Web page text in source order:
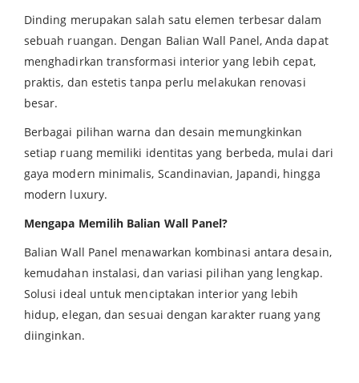
Dinding merupakan salah satu elemen terbesar dalam
sebuah ruangan. Dengan Balian Wall Panel, Anda dapat
menghadirkan transformasi interior yang lebih cepat,
praktis, dan estetis tanpa perlu melakukan renovasi
besar.
Berbagai pilihan warna dan desain memungkinkan
setiap ruang memiliki identitas yang berbeda, mulai dari
gaya modern minimalis, Scandinavian, Japandi, hingga
modern luxury.
Mengapa Memilih Balian Wall Panel?
Balian Wall Panel menawarkan kombinasi antara desain,
kemudahan instalasi, dan variasi pilihan yang lengkap.
Solusi ideal untuk menciptakan interior yang lebih
hidup, elegan, dan sesuai dengan karakter ruang yang
diinginkan.